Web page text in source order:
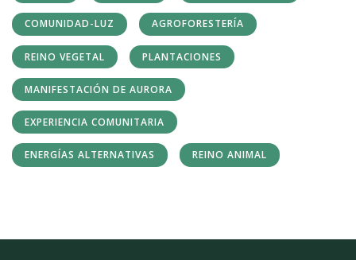
COMUNIDAD-LUZ AGROFORESTERÍA
REINO VEGETAL PLANTACIONES
MANIFESTACIÓN DE AURORA
EXPERIENCIA COMUNITARIA
ENERGÍAS ALTERNATIVAS REINO ANIMAL